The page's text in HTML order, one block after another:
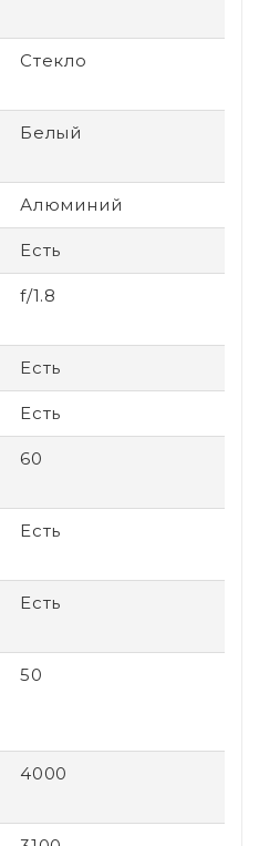
Стекло
Белый
Алюминий
Есть
f/1.8
Есть
Есть
60
Есть
Есть
50
4000